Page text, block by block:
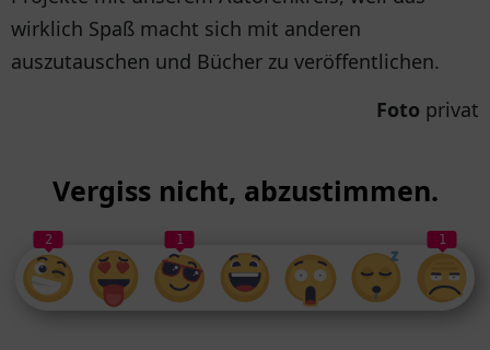
wirklich Spaß macht sich mit anderen
auszutauschen und Bücher zu veröffentlichen.
Foto privat
Vergiss nicht, abzustimmen.
2 1 1